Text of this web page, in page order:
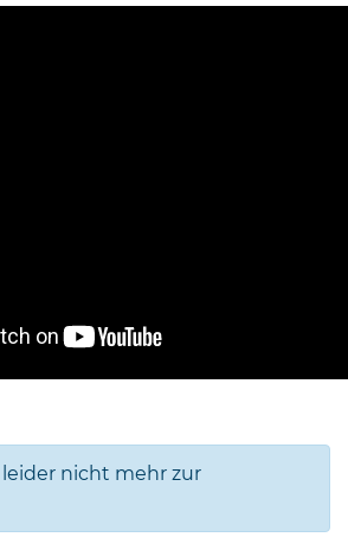
nicht mehr zur